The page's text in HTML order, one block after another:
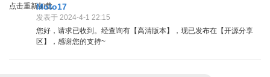
点击重新加载Moto17
发表于 2024-4-1 22:15
您好，请求已收到。经查询有【高清版本】，现已发布在【开源分享
区】，感谢您的支持~